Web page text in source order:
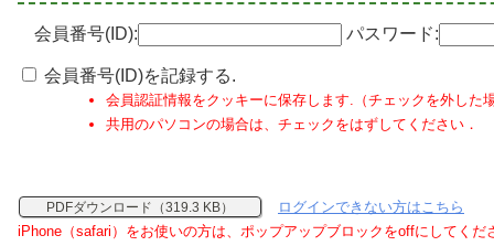
会員番号(ID): パスワード:
会員番号(ID)を記録する.
会員認証情報をクッキーに保存します.（チェックを外した
共用のパソコンの場合は、チェックをはずしてください．
PDFダウンロード（319.3 KB）
ログインできない方はこちら
iPhone（safari）をお使いの方は、ポップアップブロックをoffにしてくだ